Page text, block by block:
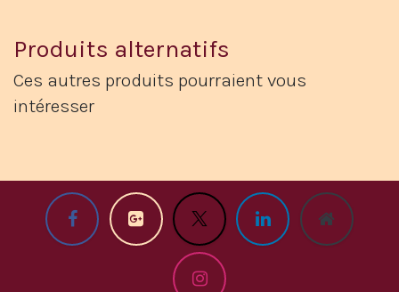
Produits alternatifs
Ces autres produits pourraient vous
intéresser